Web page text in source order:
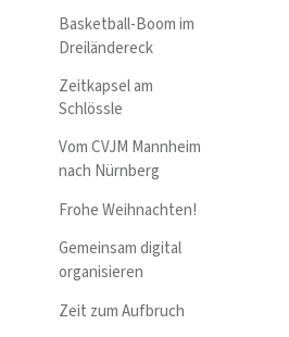
Basketball-Boom im
Dreiländereck
Zeitkapsel am
Schlössle
Vom CVJM Mannheim
nach Nürnberg
Frohe Weihnachten!
Gemeinsam digital
organisieren
Zeit zum Aufbruch